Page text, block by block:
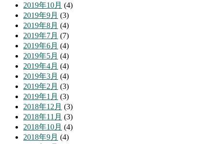
2019年10月 (4)
2019年9月 (3)
2019年8月 (4)
2019年7月 (7)
2019年6月 (4)
2019年5月 (4)
2019年4月 (4)
2019年3月 (4)
2019年2月 (3)
2019年1月 (3)
2018年12月 (3)
2018年11月 (3)
2018年10月 (4)
2018年9月 (4)